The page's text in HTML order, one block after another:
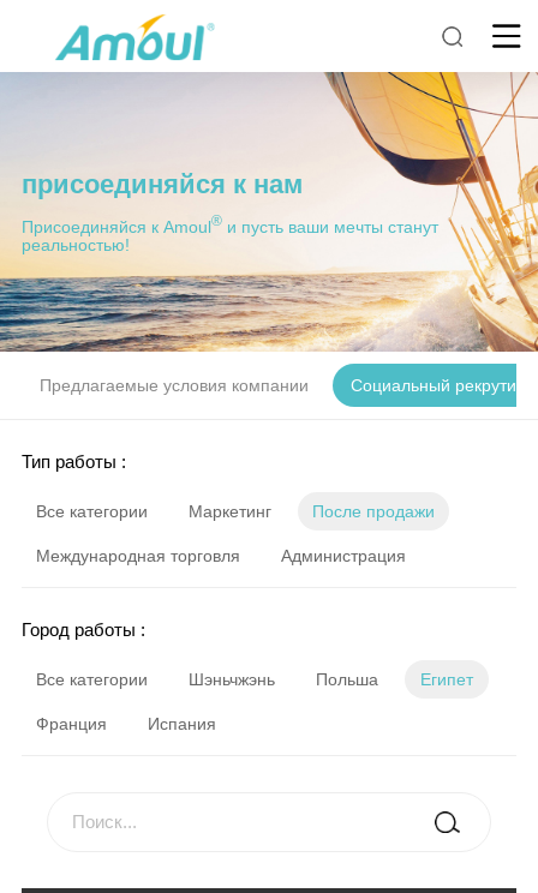
присоединяйся к нам
Присоединяйся к Amoul®и пусть ваши мечты станут
реальностью!
Предлагаемые условия компании Социальный рекрутинг
Тип работы :
Все категории Маркетинг После продажи
Международная торговля Администрация
Город работы :
Все категории Шэньчжэнь Польша Египет
Франция Испания